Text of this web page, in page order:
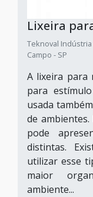
Lixeira
Teknoval
Campo - SP
A lixeira para
para
usada
de
pode
distintas.
utilizar esse
maior
ambiente...